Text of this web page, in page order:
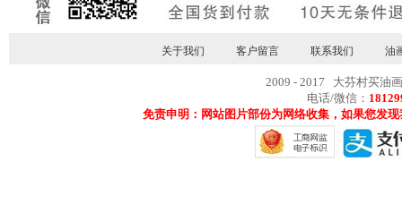
关于我们 客户留言 联系我们 油
2009 - 2017 大芬村买油
电话/微信：
免责申明：网站图片部份为网络收集，如果您发